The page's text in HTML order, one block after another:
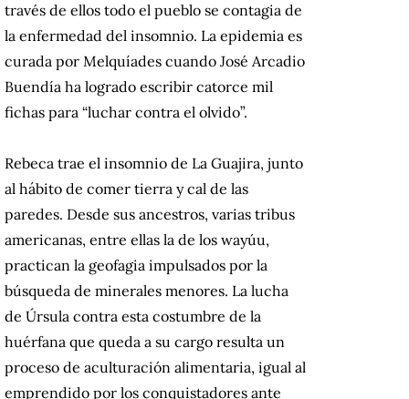
través de ellos todo el pueblo se contagia de
la enfermedad del insomnio. La epidemia es
curada por Melquíades cuando José Arcadio
Buendía ha logrado escribir catorce mil
fichas para “luchar contra el olvido”.
Rebeca trae el insomnio de La Guajira, junto
al hábito de comer tierra y cal de las
paredes. Desde sus ancestros, varias tribus
americanas, entre ellas la de los wayúu,
practican la geofagia impulsados por la
búsqueda de minerales menores. La lucha
de Úrsula contra esta costumbre de la
huérfana que queda a su cargo resulta un
proceso de aculturación alimentaria, igual al
emprendido por los conquistadores ante